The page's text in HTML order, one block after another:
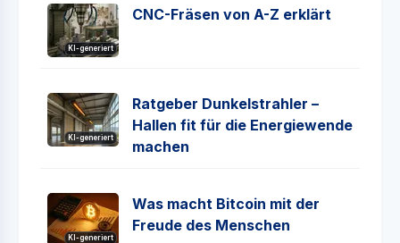
KI-generiert
CNC-Fräsen von A-Z erklärt
KI-generiert
Ratgeber Dunkelstrahler –
Hallen fit für die Energiewende
machen
KI-generiert
Was macht Bitcoin mit der
Freude des Menschen